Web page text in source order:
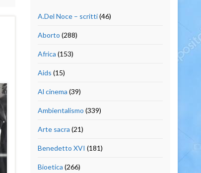
A.Del Noce – scritti(46)
Aborto (288)
Africa (153)
Aids (15)
Al cinema (39)
Ambientalismo (339)
Arte sacra (21)
Benedetto XVI (181)
Bioetica (266)